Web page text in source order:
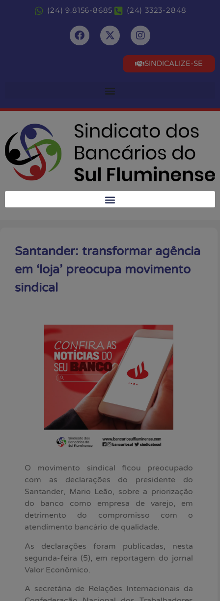
(24) 9.8156-8685 (24) 3323-2848
SINDICALIZE-SE
Santander: transformar agência
em ‘loja’ preocupa movimento
sindical
O movimento sindical ficou preocupado
com as declarações do presidente do
Santander, Mario Leão, sobre a priorização
do banco como empresa de varejo, em
detrimento do compromisso com o
atendimento bancário de qualidade.
As declarações foram publicadas, nesta
segunda-feira (5), em reportagem do jornal
Valor Econômico.
A secretária de Relações Internacionais da